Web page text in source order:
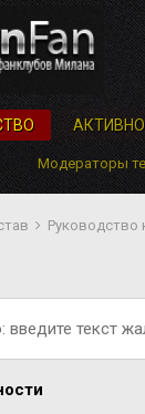
Модераторы
Руководство
текст